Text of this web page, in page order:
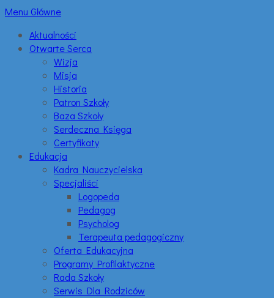
Menu Główne
Aktualności
Otwarte Serca
Wizja
Misja
Historia
Patron Szkoły
Baza Szkoły
Serdeczna Księga
Certyfikaty
Edukacja
Kadra Nauczycielska
Specjaliści
Logopeda
Pedagog
Psycholog
Terapeuta pedagogiczny
Oferta Edukacyjna
Programy Profilaktyczne
Rada Szkoły
Serwis Dla Rodziców